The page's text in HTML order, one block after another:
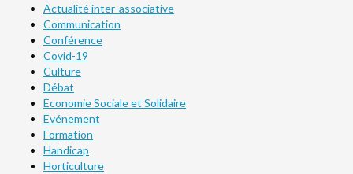
Actualité inter-associative
Communication
Conférence
Covid-19
Culture
Débat
Économie Sociale et Solidaire
Evénement
Formation
Handicap
Horticulture